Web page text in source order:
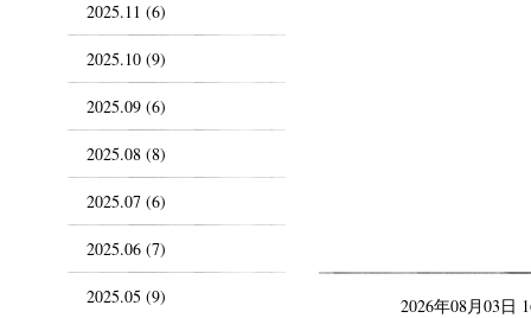
2026年08月03日
2025.11 (6)
2025.10 (9)
2025.09 (6)
2025.08 (8)
2025.07 (6)
2025.06 (7)
2025.05 (9)